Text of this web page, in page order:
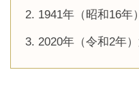
1941年（昭和16年
2020年（令和2年